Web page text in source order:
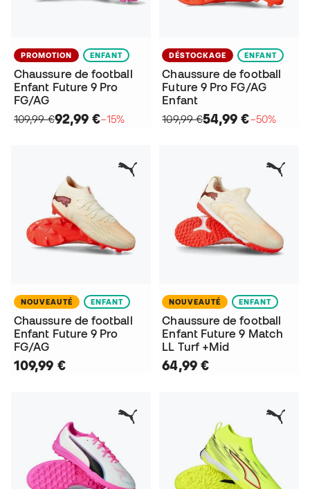
PROMOTION ENFANT
Chaussure de football
Enfant Future 9 Pro
FG/AG
109,99 €92,99 €−15%
DÉSTOCKAGE ENFANT
Chaussure de football
Future 9 Pro FG/AG
Enfant
109,99 €54,99 €−50%
NOUVEAUTÉ ENFANT
Chaussure de football
Enfant Future 9 Pro
FG/AG
109,99 €
NOUVEAUTÉ ENFANT
Chaussure de football
Enfant Future 9 Match
LL Turf +Mid
64,99 €